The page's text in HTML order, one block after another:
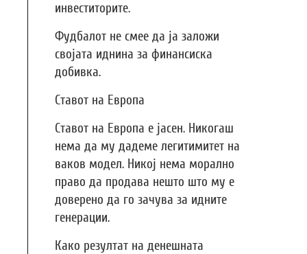
инвеститорите.
Фудбалот не смее да ја заложи
својата иднина за финансиска
добивка.
Ставот на Европа
Ставот на Европа е јасен. Никогаш
нема да му дадеме легитимитет на
ваков модел. Никој нема морално
право да продава нешто што му е
доверено да го зачува за идните
генерации.
Како резултат на денешната